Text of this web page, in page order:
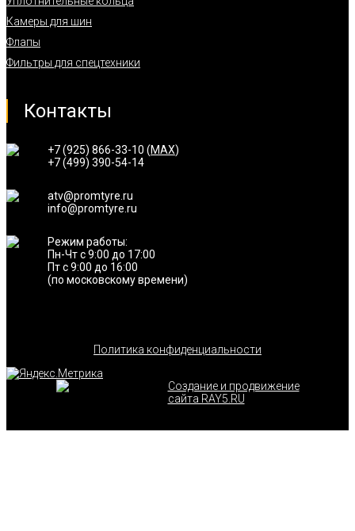
Камеры для шин
Флапы
Фильтры для спецтехники
Контакты
+7 (925) 866-33-10 (MAX)
+7 (499) 390-54-14
atv@promtyre.ru
info@promtyre.ru
Режим работы:
Пн-Чт с 9:00 до 17:00
Пт с 9:00 до 16:00
(по московскому времени)
Политика конфиденциальности
Создание и продвижение
сайта RAY5.RU